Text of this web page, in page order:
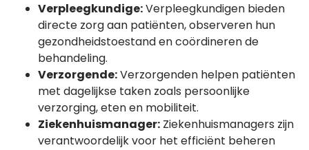
Verpleegkundige:Verpleegkundigen bieden
directe zorg aan patiënten, observeren hun
gezondheidstoestand en coördineren de
behandeling.
Verzorgende:Verzorgenden helpen patiënten
met dagelijkse taken zoals persoonlijke
verzorging, eten en mobiliteit.
Ziekenhuismanager: Ziekenhuismanagers zijn
verantwoordelijk voor het efficiënt beheren